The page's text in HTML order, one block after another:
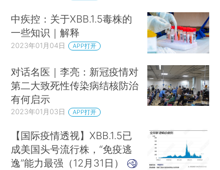
中疾控：关于XBB.1.5毒株的
一些知识｜解释
2023年01月04日 APP打开
对话名医｜李亮：新冠疫情对
第二大致死性传染病结核防治
有何启示
2023年01月03日 APP打开
【国际疫情透视】XBB.1.5已
成美国头号流行株，“免疫逃
逸”能力最强（12月31日）